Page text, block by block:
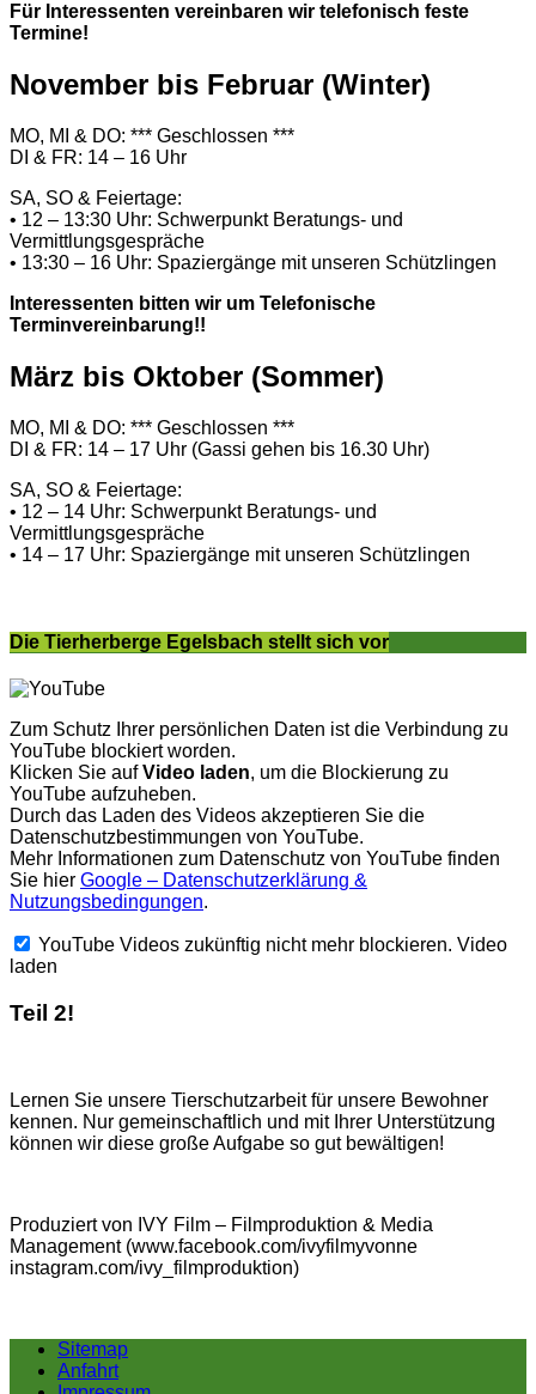
Für Interessenten vereinbaren wir telefonisch feste
Termine!
November bis Februar (Winter)
MO, MI & DO: *** Geschlossen ***
DI & FR: 14 – 16 Uhr
SA, SO & Feiertage:
• 12 – 13:30 Uhr: Schwerpunkt Beratungs- und
Vermittlungsgespräche
• 13:30 – 16 Uhr: Spaziergänge mit unseren Schützlingen
Interessenten bitten wir um Telefonische
Terminvereinbarung!!
März bis Oktober (Sommer)
MO, MI & DO: *** Geschlossen ***
DI & FR: 14 – 17 Uhr (Gassi gehen bis 16.30 Uhr)
SA, SO & Feiertage:
• 12 – 14 Uhr: Schwerpunkt Beratungs- und
Vermittlungsgespräche
• 14 – 17 Uhr: Spaziergänge mit unseren Schützlingen
Die Tierherberge Egelsbach stellt sich vor
Zum Schutz Ihrer persönlichen Daten ist die Verbindung zu
YouTube blockiert worden.
Klicken Sie aufVideo laden, um die Blockierung zu
YouTube aufzuheben.
Durch das Laden des Videos akzeptieren Sie die
Datenschutzbestimmungen von YouTube.
Mehr Informationen zum Datenschutz von YouTube finden
Sie hier Google – Datenschutzerklärung &
Nutzungsbedingungen.
YouTube Videos zukünftig nicht mehr blockieren. Video
laden
Teil 2!
Lernen Sie unsere Tierschutzarbeit für unsere Bewohner
kennen. Nur gemeinschaftlich und mit Ihrer Unterstützung
können wir diese große Aufgabe so gut bewältigen!
Produziert von IVY Film – Filmproduktion & Media
Management (www.facebook.com/ivyfilmyvonne
instagram.com/ivy_filmproduktion)
Sitemap
Anfahrt